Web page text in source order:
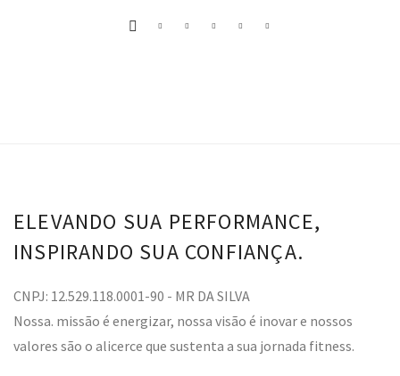
ELEVANDO SUA PERFORMANCE,
INSPIRANDO SUA CONFIANÇA.
CNPJ: 12.529.118.0001-90 - MR DA SILVA
Nossa. missão é energizar, nossa visão é inovar e nossos
valores são o alicerce que sustenta a sua jornada fitness.